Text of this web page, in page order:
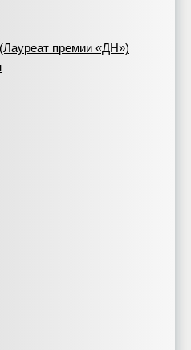
премии «ДН»)